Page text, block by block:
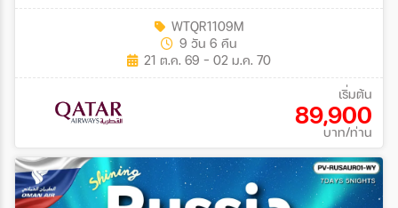
WTQR1109M
9 วัน 6 คืน
21 ต.ค. 69 - 02 ม.ค. 70
เริ่มต้น
89,900
บาท/ท่าน